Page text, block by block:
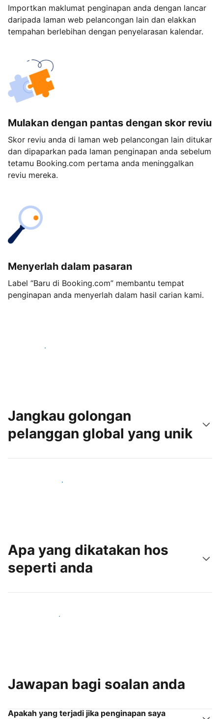
Importkan maklumat penginapan anda dengan lancar
daripada laman web pelancongan lain dan elakkan
tempahan berlebihan dengan penyelarasan kalendar.
Mulakan dengan pantas dengan skor reviu
Skor reviu anda di laman web pelancongan lain ditukar
dan dipaparkan pada laman penginapan anda sebelum
tetamu Booking.com pertama anda meninggalkan
reviu mereka.
Menyerlah dalam pasaran
Label “Baru di Booking.com” membantu tempat
penginapan anda menyerlah dalam hasil carian kami.
Mulakan hari ini
Jangkau golongan
pelanggan global yang unik
Tarik tetamu baru hari ini
Apa yang dikatakan hos
seperti anda
Sertai hos seperti anda
Jawapan bagi soalan anda
Apakah yang terjadi jika penginapan saya